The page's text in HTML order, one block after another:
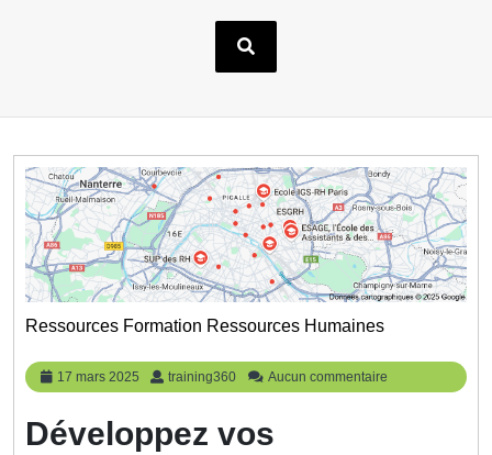
Ressources Formation Ressources Humaines
17 mars 2025
17
mars
training360 training360
Aucun commentaire
Développez vos